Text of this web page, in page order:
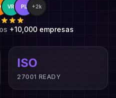
VR PL +2k
+10,000 empresas
ISO
27001 READY